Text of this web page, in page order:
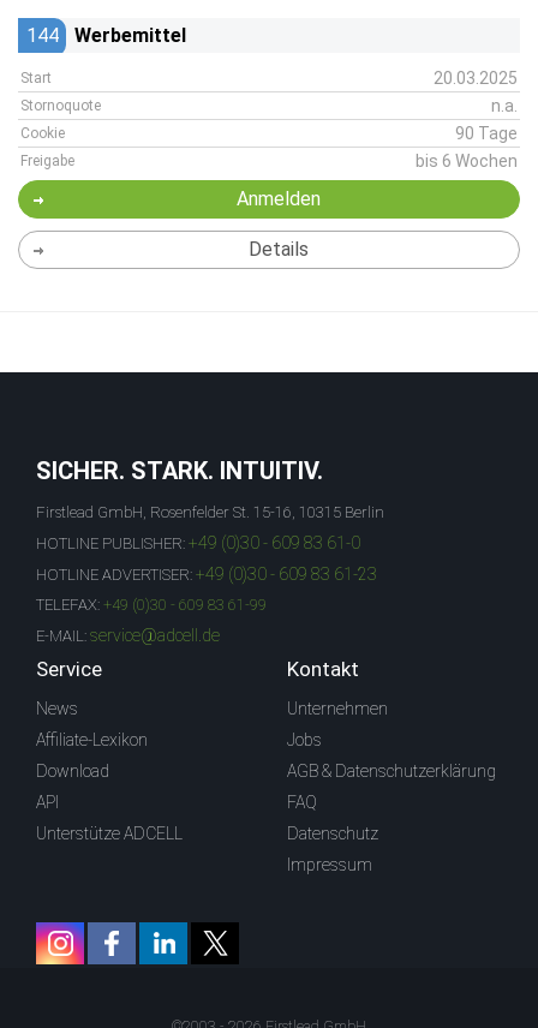
144 Werbemittel
Start 20.03.2025
Stornoquote n.a.
Cookie 90 Tage
Freigabe bis 6 Wochen
Anmelden
Details
SICHER. STARK. INTUITIV.
Firstlead GmbH, Rosenfelder St. 15-16, 10315 Berlin
HOTLINE PUBLISHER: +49 (0)30 - 609 83 61-0
HOTLINE ADVERTISER: +49 (0)30 - 609 83 61-23
TELEFAX: +49 (0)30 - 609 83 61-99
E-MAIL: service@adcell.de
Service
News
Affiliate-Lexikon
Download
API
Unterstütze ADCELL
Kontakt
Unternehmen
Jobs
AGB & Datenschutzerklärung
FAQ
Datenschutz
Impressum